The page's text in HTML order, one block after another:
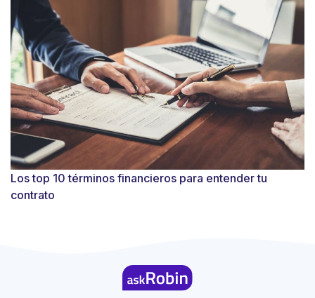
Los top 10 términos financieros para entender tu
contrato